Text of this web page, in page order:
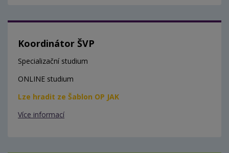
Koordinátor ŠVP
Specializační studium
ONLINE studium
Lze hradit ze Šablon OP JAK
Více informací